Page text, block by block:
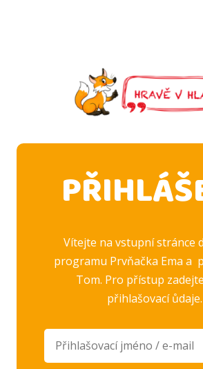
Vítejte na vstupní stránce
programu Prvňačka Ema a
Tom. Pro přístup
přihlašovací ůdaje.